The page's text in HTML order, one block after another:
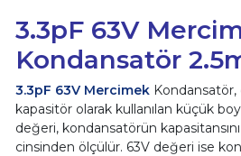
3.3pF 63V
Kondansatör
3.3pF 63V MercimekKondansatör,
kapasitör olarak kullanılan küçük
değeri, kondansatörün
cinsinden ölçülür. 63V değeri ise